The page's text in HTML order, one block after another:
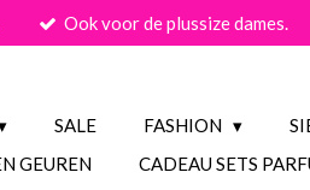
Ook voor de plussize dames.
SALE FASHION
GEUREN CADEAU SETS